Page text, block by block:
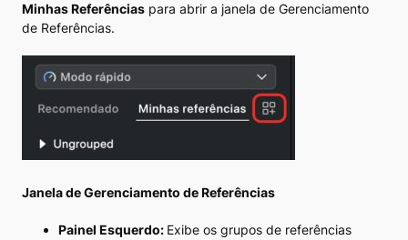
Minhas Referências para abrir a janela de Gerenciamento
de Referências.
Janela de Gerenciamento de Referências
Painel Esquerdo: Exibe os grupos de referências